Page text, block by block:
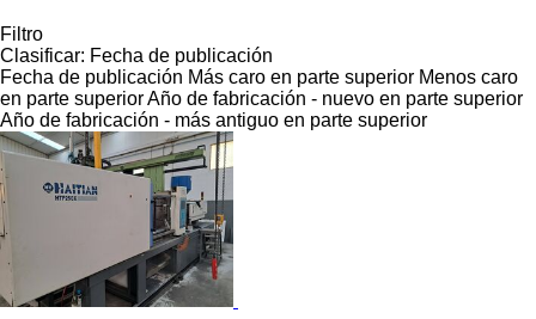
Filtro
Clasificar: Fecha de publicación
Fecha de publicación Más caro en parte superior Menos caro
en parte superiorAño de fabricación - nuevo en parte superior
Año de fabricación - más antiguo en parte superior